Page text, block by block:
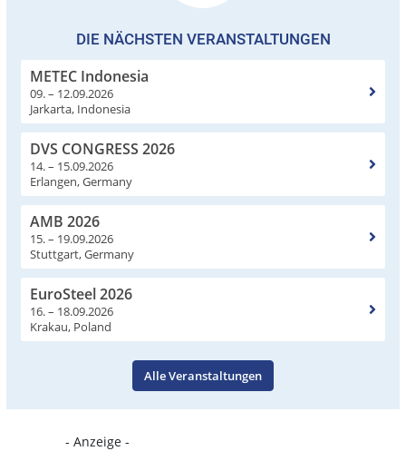
DIE NÄCHSTEN VERANSTALTUNGEN
METEC Indonesia
09. – 12.09.2026
Jarkarta, Indonesia
DVS CONGRESS 2026
14. – 15.09.2026
Erlangen, Germany
AMB 2026
15. – 19.09.2026
Stuttgart, Germany
EuroSteel 2026
16. – 18.09.2026
Krakau, Poland
Alle Veranstaltungen
- Anzeige -